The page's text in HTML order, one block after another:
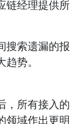
链经理提供所
搜索遗漏的报
势。
，所有接入的
领域作出更明